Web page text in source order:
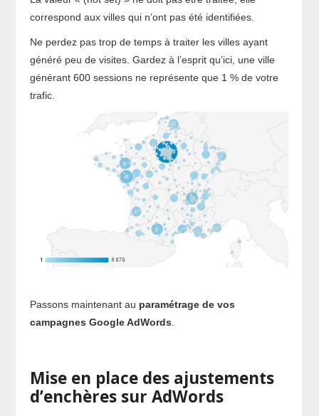
correspond aux villes qui n’ont pas été identifiées.
Ne perdez pas trop de temps à traiter les villes ayant
généré peu de visites. Gardez à l’esprit qu’ici, une ville
générant 600 sessions ne représente que 1 % de votre
trafic.
Passons maintenant au paramétrage de vos
campagnes Google AdWords.
Mise en place des ajustements
d’enchères sur AdWords